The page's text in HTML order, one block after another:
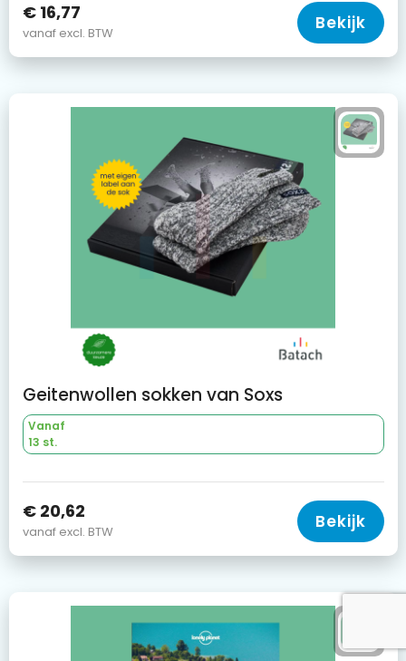
€ 16,77
vanaf excl. BTW Bekijk
Geitenwollen sokken van Soxs
Vanaf
13 st.
€ 20,62
vanaf excl. BTW Bekijk